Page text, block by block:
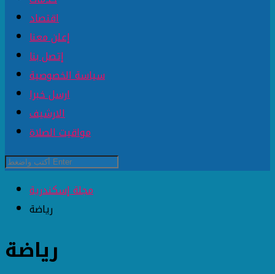
اقتصاد
إعلن معنا
إتصل بنا
سياسة الخصوصية
ارسل خبرا
الارشيف
مواقيت الصلاة
مجلة إسكندرية
رياضة
رياضة